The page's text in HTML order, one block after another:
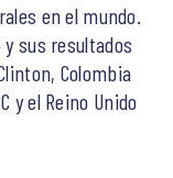
en el mundo.
sus resultados
Colombia
y el Reino Unido